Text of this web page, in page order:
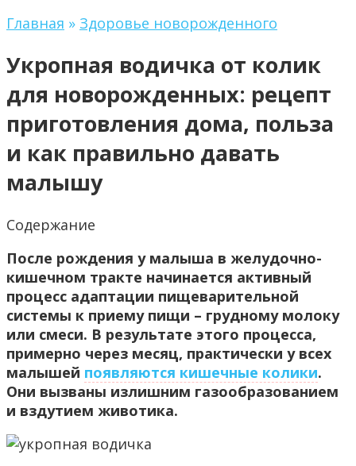
Главная » Здоровье новорожденного
Укропная водичка от колик
для новорожденных: рецепт
приготовления дома, польза
и как правильно давать
малышу
Содержание
После рождения у малыша в желудочно-
кишечном тракте начинается активный
процесс адаптации пищеварительной
системы к приему пищи – грудному молоку
или смеси. В результате этого процесса,
примерно через месяц, практически у всех
малышей появляются кишечные колики.
Они вызваны излишним газообразованием
и вздутием животика.